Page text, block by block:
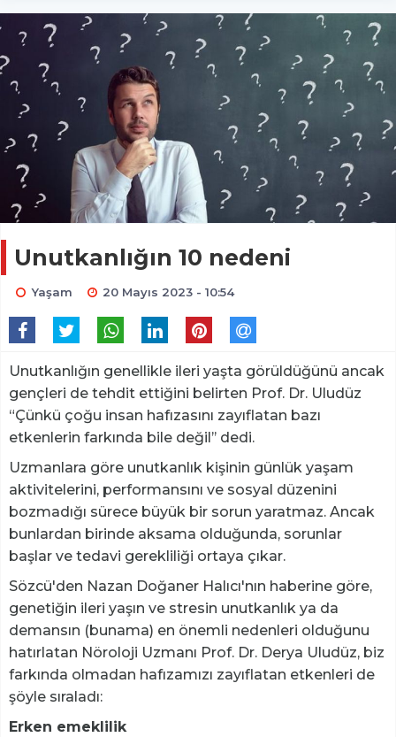
Unutkanlığın 10 nedeni
Yaşam 20 Mayıs 2023 - 10:54
Unutkanlığın genellikle ileri yaşta görüldüğünü ancak
gençleri de tehdit ettiğini belirten Prof. Dr. Uludüz
“Çünkü çoğu insan hafızasını zayıflatan bazı
etkenlerin farkında bile değil’’ dedi.
Uzmanlara göre unutkanlık kişinin günlük yaşam
aktivitelerini, performansını ve sosyal düzenini
bozmadığı sürece büyük bir sorun yaratmaz. Ancak
bunlardan birinde aksama olduğunda, sorunlar
başlar ve tedavi gerekliliği ortaya çıkar.
Sözcü'den Nazan Doğaner Halıcı'nın haberine göre,
genetiğin ileri yaşın ve stresin unutkanlık ya da
demansın (bunama) en önemli nedenleri olduğunu
hatırlatan Nöroloji Uzmanı Prof. Dr. Derya Uludüz, biz
farkında olmadan hafızamızı zayıflatan etkenleri de
şöyle sıraladı:
Erken emeklilik